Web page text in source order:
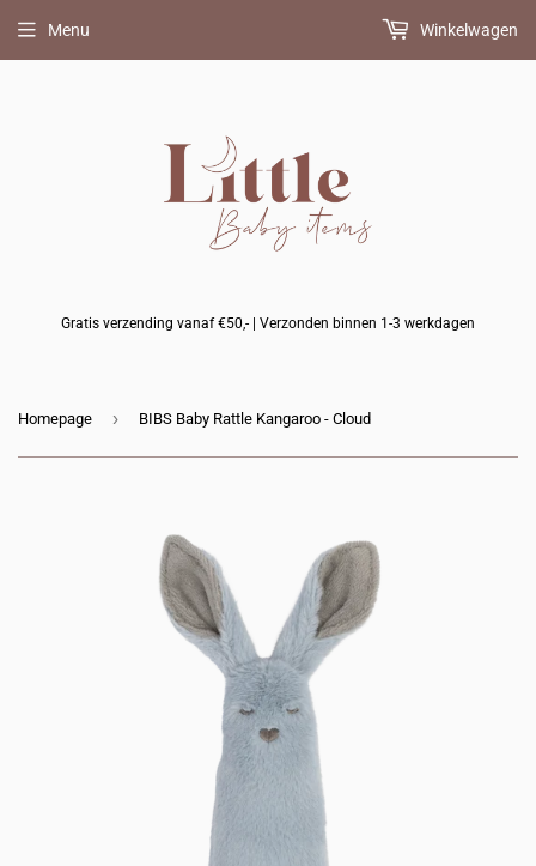
Gratis verzending vanaf €50,- | Verzonden binnen 1-3 werkdagen
Menu Winkelwagen
Homepage › BIBS Baby Rattle Kangaroo - Cloud